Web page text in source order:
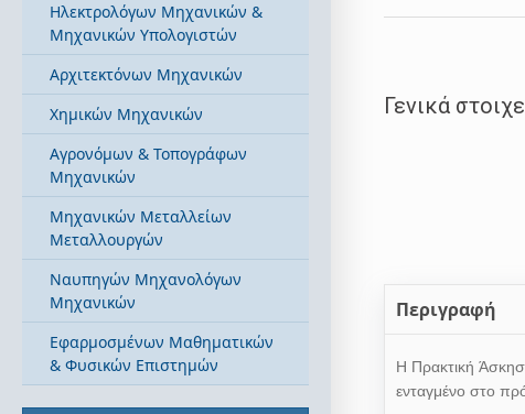
Ηλεκτρολόγων Μηχανικών &
Μηχανικών Υπολογιστών
Αρχιτεκτόνων Μηχανικών
Χημικών Μηχανικών
Αγρονόμων & Τοπογράφων
Μηχανικών
Μηχανικών Μεταλλείων
Μεταλλουργών
Ναυπηγών Μηχανολόγων
Μηχανικών
Εφαρμοσμένων Μαθηματικών
& Φυσικών Επιστημών
Γενικά
Περιγραφή
H Πρακτική
ενταγμένο στο